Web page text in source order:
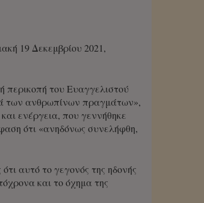
19 Δεκεμβρίου 2021,
περικοπή του Ευαγγελιστού
των ανθρωπίνων πραγμάτων»,
ενέργεια, που γεννήθηκε
ότι «ανηδόνως συνελήφθη,
αυτό το γεγονός της ηδονής
και το όχημα της